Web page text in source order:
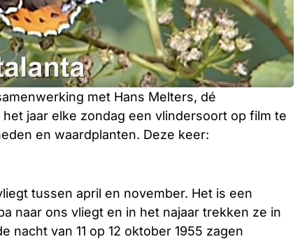
met Hans Melters, dé
jaar elke zondag een vlindersoort op film te
en waardplanten. Deze keer:
tussen april en november. Het is een
naar ons vliegt en in het najaar trekken ze in
van 11 op 12 oktober 1955 zagen